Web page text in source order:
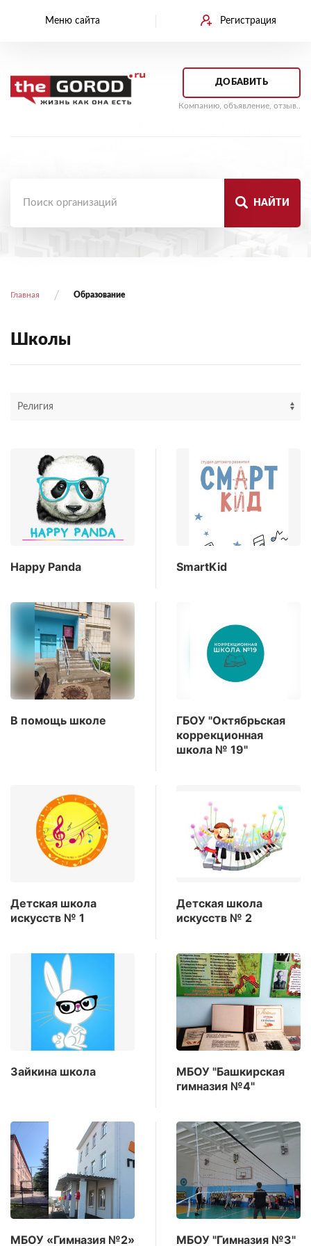
Меню сайта Регистрация
ДОБАВИТЬ
Компанию, объявление, отзыв..
НАЙТИ
Главная Образование
Школы
Happy Panda SmartKid
В помощь школе
ГБОУ "Октябрьская
коррекционная
школа № 19"
Детская школа
искусств № 1
Детская школа
искусств № 2
Зайкина школа
МБОУ "Башкирская
гимназия №4"
МБОУ «Гимназия №2» МБОУ "Гимназия №3"